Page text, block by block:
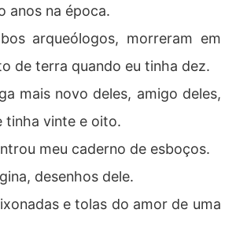
anos na época.
arqueólogos, morreram em
de terra quando eu tinha dez.
mais novo deles, amigo deles,
tinha vinte e oito.
meu caderno de esboços.
desenhos dele.
e tolas do amor de uma